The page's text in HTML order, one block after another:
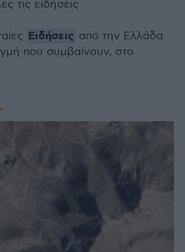
τις ειδήσεις
Ειδήσεις από την Ελλάδα
που συμβαίνουν, στο